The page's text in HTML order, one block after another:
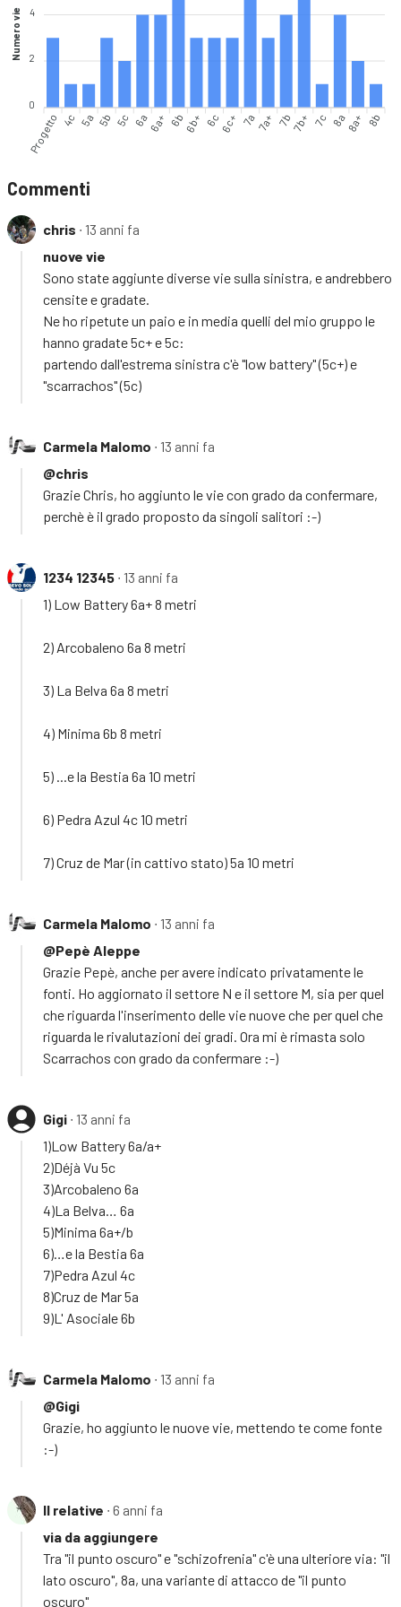
4
2
0
Numero vie
Progetto 4c 5a 5b 5c 6a6a+ 6b 6b+ 6c 6c+ 7a 7a+ 7b 7b+ 7c 8a8a+ 8b
Commenti
chris ∙ 13 anni fa
nuove vie
Sono state aggiunte diverse vie sulla sinistra, e andrebbero
censite e gradate.
Ne ho ripetute un paio e in media quelli del mio gruppo le
hanno gradate 5c+ e 5c:
partendo dall'estrema sinistra c'è "low battery" (5c+) e
"scarrachos" (5c)
Carmela Malomo ∙ 13 anni fa
@chris
Grazie Chris, ho aggiunto le vie con grado da confermare,
perchè è il grado proposto da singoli salitori :-)
1234 12345 ∙ 13 anni fa
1) Low Battery 6a+ 8 metri
2) Arcobaleno 6a 8 metri
3) La Belva 6a 8 metri
4) Minima 6b 8 metri
5) ...e la Bestia 6a 10 metri
6) Pedra Azul 4c 10 metri
7) Cruz de Mar (in cattivo stato) 5a 10 metri
Carmela Malomo ∙ 13 anni fa
@Pepè Aleppe
Grazie Pepè, anche per avere indicato privatamente le
fonti. Ho aggiornato il settore N e il settore M, sia per quel
che riguarda l'inserimento delle vie nuove che per quel che
riguarda le rivalutazioni dei gradi. Ora mi è rimasta solo
Scarrachos con grado da confermare :-)
Gigi ∙ 13 anni fa
1)Low Battery 6a/a+
2)Déjà Vu 5c
3)Arcobaleno 6a
4)La Belva… 6a
5)Minima 6a+/b
6)…e la Bestia 6a
7)Pedra Azul 4c
8)Cruz de Mar 5a
9)L' Asociale 6b
Carmela Malomo ∙ 13 anni fa
@Gigi
Grazie, ho aggiunto le nuove vie, mettendo te come fonte
:-)
Il relative ∙ 6 anni fa
via da aggiungere
Tra "il punto oscuro" e "schizofrenia" c'è una ulteriore via: "il
lato oscuro", 8a, una variante di attacco de "il punto
oscuro"